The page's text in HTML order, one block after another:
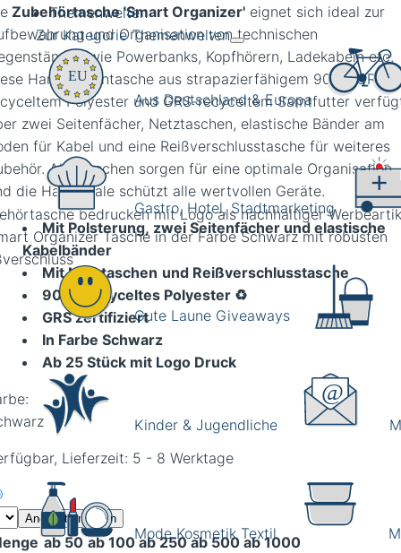
Themenwelten
Zur Kategorie Themenwelten
Aus Deutschland & Europa
Gastro, Hotel, Stadtmarketing
Gute Laune Giveaways
Kinder & Jugendliche
Mode Kosmetik Textil
bedrucken mit Logo als nachhaltiger
Zubehörtasche 'Smart Organizer' eignet sich ideal zur
und Organisation von technischen
wie Powerbanks, Kopfhörern, Ladekabeln etc.
Hartschalentasche aus strapazierfähigem 900D-GRS -
Polyester und GRS-recyceltem Samtfutter
zwei Seitenfächer, Netztaschen, elastische Bänder am
für Kabel und eine Reißverschlusstasche für weiteres
Alle Taschen sorgen für eine optimale Organisation
die Hartschale schützt alle wertvollen Geräte.
Mit Polsterung, zwei Seitenfächer und elastische
Kabelbänder
Mit Netztaschen und Reißverschlusstasche
900D recyceltes Polyester ♻️
GRS zertifiziert
In Farbe Schwarz
Ab 25 Stück mit Logo Druck
Lieferzeit: 5 - 8 Werktage
Angebot anfragen
ab 50 ab 100 ab 250 ab 500 ab 1000